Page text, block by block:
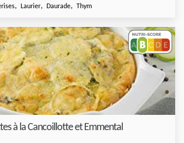
, Laurier, Daurade, Thym
à la Cancoillotte et Emmental